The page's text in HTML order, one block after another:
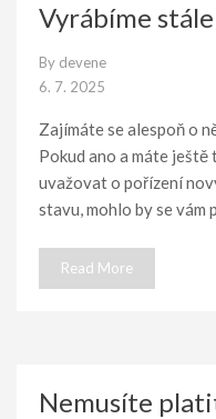
Vyrábíme
By devene
6. 7. 2025
Zajímáte se alespoň o
Pokud ano a máte
uvažovat o pořízení
stavu, mohlo by se vám
Read More
Nemusíte